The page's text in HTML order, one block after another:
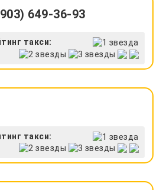
649-36-93
такси:
такси: